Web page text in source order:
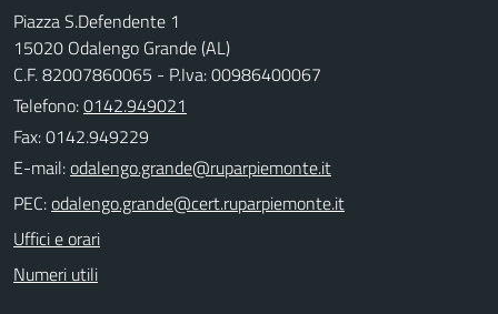
Piazza S.Defendente 1
15020 Odalengo Grande (AL)
C.F. 82007860065 - P.Iva: 00986400067
Telefono:0142.949021
Fax: 0142.949229
E-mail:
PEC:
Uffici e orari
Numeri utili